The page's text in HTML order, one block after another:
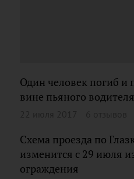
Один человек погиб и
вине пьяного
Схема проезда по
изменится с 29 июля
ограждения